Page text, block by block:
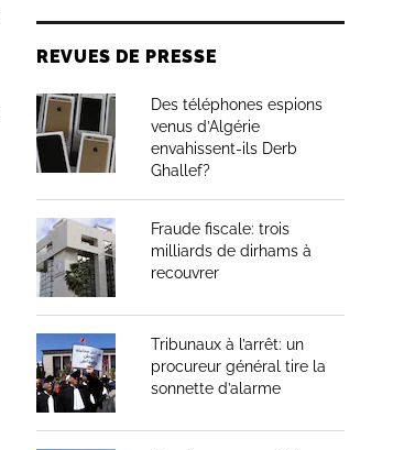
REVUES DE PRESSE
Des téléphones espions
venus d’Algérie
envahissent-ils Derb
Ghallef?
Fraude fiscale: trois
milliards de dirhams à
recouvrer
Tribunaux à l’arrêt: un
procureur général tire la
sonnette d’alarme